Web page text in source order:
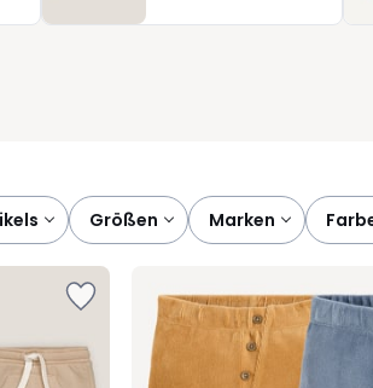
ideal als liebevolles Geschenk.
größen marken